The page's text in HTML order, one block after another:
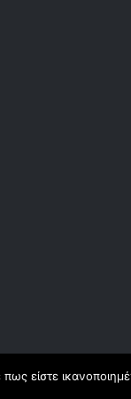
είστε